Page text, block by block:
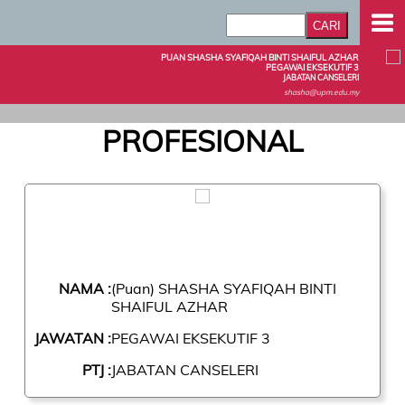
PUAN SHASHA SYAFIQAH BINTI SHAIFUL AZHAR
PEGAWAI EKSEKUTIF 3
JABATAN CANSELERI
shasha@upm.edu.my
PROFESIONAL
NAMA :(Puan) SHASHA SYAFIQAH BINTI
SHAIFUL AZHAR
JAWATAN :PEGAWAI EKSEKUTIF 3
PTJ :JABATAN CANSELERI